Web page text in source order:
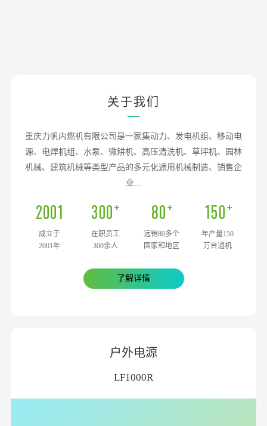
关于我们
重庆力帆内燃机有限公司是一家集动力、发电机组、移动电
源、电焊机组、水泵、微耕机、高压清洗机、草坪机、园林
机械、建筑机械等类型产品的多元化通用机械制造、销售企
业...
2001
成立于
2001年
300
在职员工
300余人
80
远销80多个
国家和地区
150
年产量150
万台通机
了解详情
户外电源
LF1000R